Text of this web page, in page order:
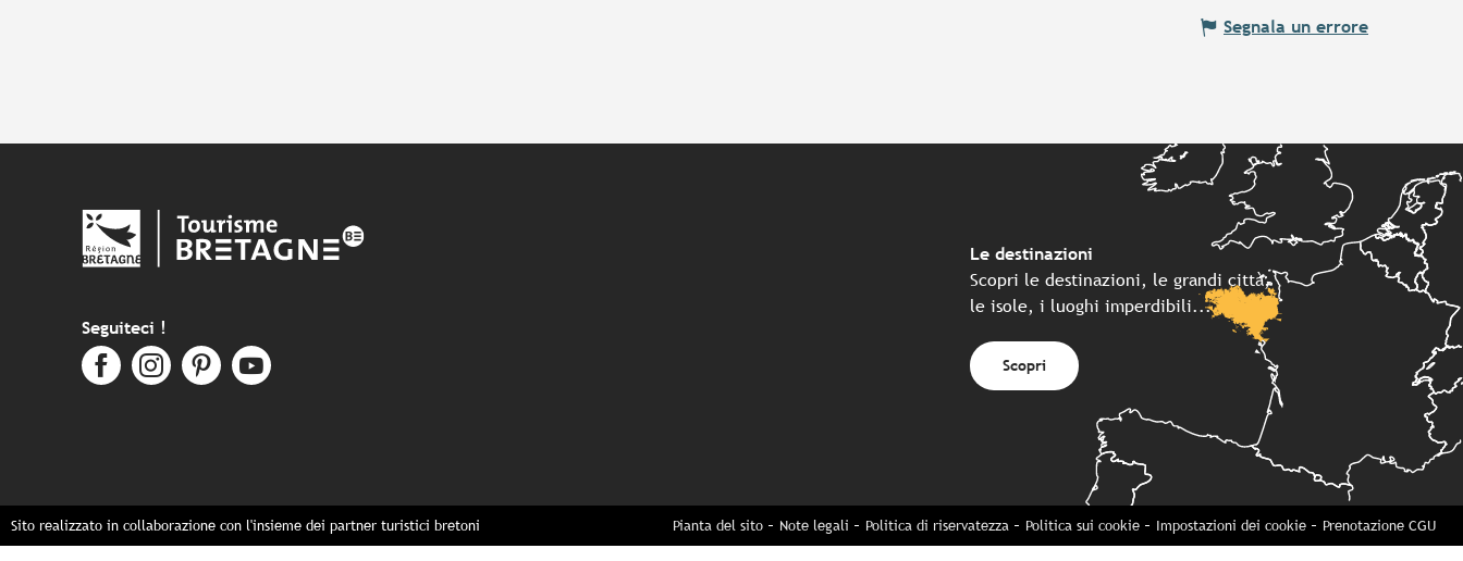
Segnala un errore
Seguiteci !
Le destinazioni
Scopri le destinazioni, le grandi città,
le isole, i luoghi imperdibili...
Scopri
Sito realizzato in collaborazione con l'insieme dei partner turistici bretoni Pianta del sito Note legali Politica di riservatezza Politica sui cookie Impostazioni dei cookie Prenotazione CGU